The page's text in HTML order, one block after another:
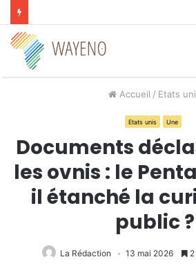
Accueil / Etats
Etats unis Une
Documents
les ovnis : le
il étanché la
public ?
La Rédaction 13 mai 2026 2